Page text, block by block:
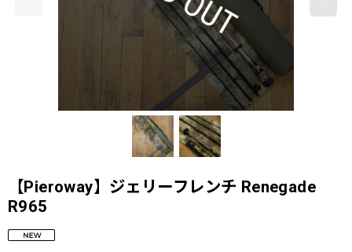
【Pieroway】ジェリーフレンチ Renegade
R965